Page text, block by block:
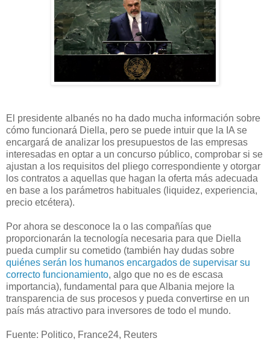
El presidente albanés no ha dado mucha información sobre
cómo funcionará Diella, pero se puede intuir que la IA se
encargará de analizar los presupuestos de las empresas
interesadas en optar a un concurso público, comprobar si se
ajustan a los requisitos del pliego correspondiente y otorgar
los contratos a aquellas que hagan la oferta más adecuada
en base a los parámetros habituales (liquidez, experiencia,
precio etcétera).
Por ahora se desconoce la o las compañías que
proporcionarán la tecnología necesaria para que Diella
pueda cumplir su cometido (también hay dudas sobre
quiénes serán los humanos encargados de supervisar su
correcto funcionamiento, algo que no es de escasa
importancia), fundamental para que Albania mejore la
transparencia de sus procesos y pueda convertirse en un
país más atractivo para inversores de todo el mundo.
Fuente: Politico, France24, Reuters